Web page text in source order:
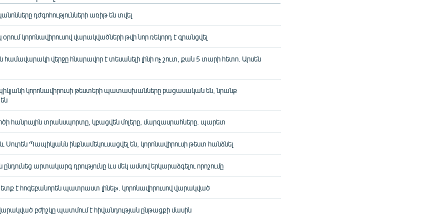
դժգոհությունների առիթ են տվել
կորոնավիրուսով վարակվածների թվի նոր ռեկորդ է գրանցվել
համավարակի վերջը հնարավոր է տեսանելի լինի ոչ շուտ, քան 5 տարի հետո. Արսեն
կորոնավիրուսի թեստերի պատասխանները բացասական են, նրանք
հանրային տրանսպորտը, կբացվեն մոլերը, մարզասրահները. պարետ
Սուրեն Պապիկյանն ինքնամեկուսացվել են, կորոնավիրուսի թեստ հանձնել
արտակարգ դրությունը ևս մեկ ամսով երկարաձգելու որոշումը
է հոգեբանորեն պատրաստ լինել». կորոնավիրուսով վարակված
բժիշկը պատմում է հիվանդության ընթացքի մասին